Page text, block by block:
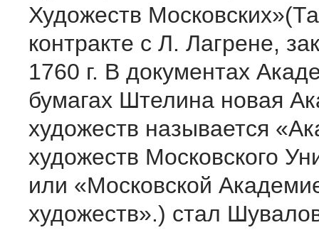
Художеств
контракте с Л. Лагрене,
1760 г. В документах
бумагах Штелина новая
художеств называется
художеств Московского
или «Московской
художеств».) стал